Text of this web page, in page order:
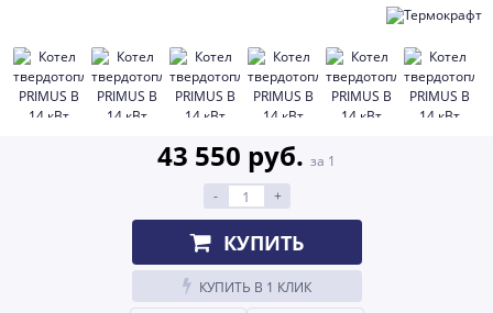
43 550 руб. за 1
-
+
КУПИТЬ
КУПИТЬ В 1 КЛИК